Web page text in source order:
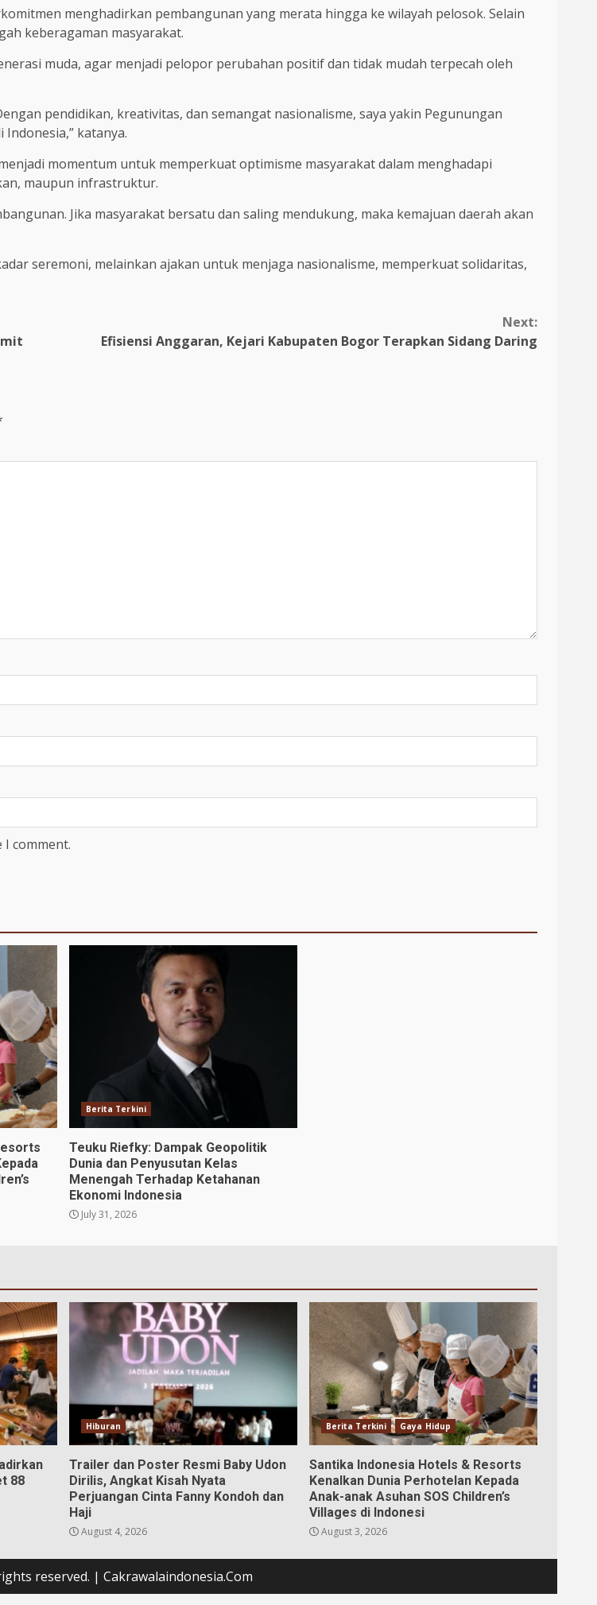
menghadirkan pembangunan yang merata hingga ke wilayah pelosok. Selain
keberagaman masyarakat.
muda, agar menjadi pelopor perubahan positif dan tidak mudah terpecah oleh
pendidikan, kreativitas, dan semangat nasionalisme, saya yakin Pegunungan
katanya.
momentum untuk memperkuat optimisme masyarakat dalam menghadapi
maupun infrastruktur.
Jika masyarakat bersatu dan saling mendukung, maka kemajuan daerah akan
seremoni, melainkan ajakan untuk menjaga nasionalisme, memperkuat solidaritas,
Next:
Efisiensi Anggaran, Kejari Kabupaten Bogor Terapkan Sidang Daring
comment.
Berita Terkini
Teuku Riefky: Dampak Geopolitik
Dunia dan Penyusutan Kelas
Menengah Terhadap Ketahanan
Ekonomi Indonesia
July 31, 2026
88
Hiburan
Trailer dan Poster Resmi Baby Udon
Dirilis, Angkat Kisah Nyata
Perjuangan Cinta Fanny Kondoh dan
Haji
August 4, 2026
Berita Terkini Gaya Hidup
Santika Indonesia Hotels & Resorts
Kenalkan Dunia Perhotelan Kepada
Anak-anak Asuhan SOS Children’s
Villages di Indonesi
August 3, 2026
reserved. | Cakrawalaindonesia.Com